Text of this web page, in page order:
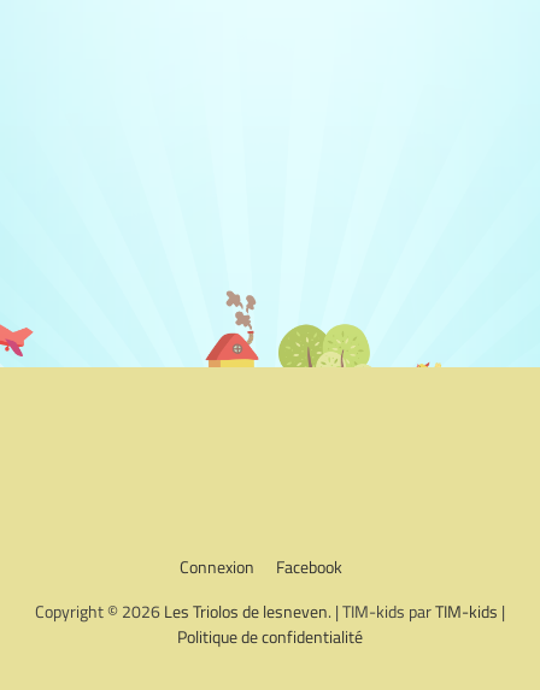
Connexion
Facebook
Copyright © 2026Les Triolos de lesneven. | TIM-kids parTIM-kids |
Politique de confidentialité